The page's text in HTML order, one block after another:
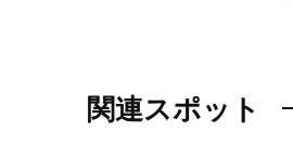
関連スポット